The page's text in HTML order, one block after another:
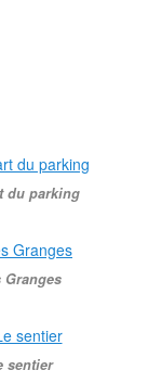
du parking
Granges
sentier